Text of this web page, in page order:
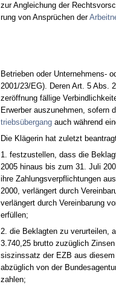
zur An­glei­chung der
rung von Ansprüchen der
Be­trie­ben oder Un­ter­neh­mens-
2001/23/EG). De­ren Art. 5 Abs.
zeröff­nung fälli­ge
Er­wer­ber aus­zu­neh­men, so­fern
triebsüber­gangauch während
Die Kläge­rin hat zu­letzt
1. fest­zu­stel­len, dass die
2005 hin­aus bis zum 31. Ju­li
ih­re Zah­lungs­ver­pflich­tun­gen
2000, verlängert durch
verlängert durch Ver­ein­ba­rung
erfüllen;
2. die Be­klag­ten zu ver­ur­tei­len,
3.740,25 brut­to zuzüglich
sis­zins­satz der EZB aus
abzüglich von der
zah­len;